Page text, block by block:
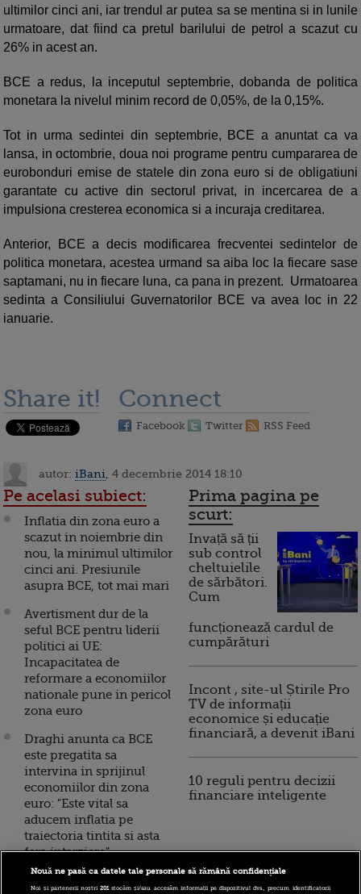
ultimilor cinci ani, iar trendul ar putea sa se mentina si in lunile
urmatoare, dat fiind ca pretul barilului de petrol a scazut cu
26% in acest an.
BCE a redus, la inceputul septembrie, dobanda de politica
monetara la nivelul minim record de 0,05%, de la 0,15%.
Tot in urma sedintei din septembrie, BCE a anuntat ca va
lansa, in octombrie, doua noi programe pentru cumpararea de
eurobonduri emise de statele din zona euro si de obligatiuni
garantate cu active din sectorul privat, in incercarea de a
impulsiona cresterea economica si a incuraja creditarea.
Anterior, BCE a decis modificarea frecventei sedintelor de
politica monetara, acestea urmand sa aiba loc la fiecare sase
saptamani, nu in fiecare luna, ca pana in prezent. Urmatoarea
sedinta a Consiliului Guvernatorilor BCE va avea loc in 22
ianuarie.
Share it! Connect
Facebook Twitter RSS Feed
autor: iBani , 4 decembrie 2014 18:10
Pe acelasi subiect:
Inflatia din zona euro a
scazut in noiembrie din
nou, la minimul ultimilor
cinci ani. Presiunile
asupra BCE, tot mai mari
Avertisment dur de la
seful BCE pentru liderii
politici ai UE:
Incapacitatea de
reformare a economiilor
nationale pune in pericol
zona euro
Draghi anunta ca BCE
este pregatita sa
intervina in sprijinul
economiilor din zona
euro: "Este vital sa
aducem inflatia pe
traiectoria tintita si asta
fara intarziere"
Prima pagina pe
scurt:
Invață să ții
sub control
cheltuielile
de sărbători.
Cum
funcționează cardul de
cumpărături
Incont , site-ul Știrile Pro
TV de informații
economice și educație
financiară, a devenit iBani
10 reguli pentru decizii
financiare inteligente
Nouă ne pasă ca datele tale personale să rămână confidențiale
Noi și partenerii noștri201stocăm și/sau accesăm informații pe dispozitivul dvs., precum identificatorii